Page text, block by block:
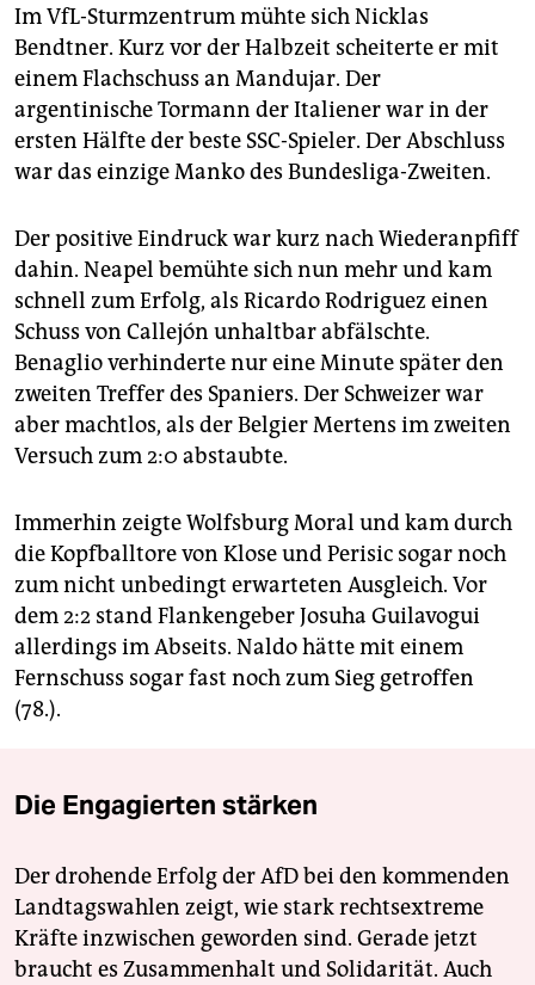
Im VfL-Sturmzentrum mühte sich Nicklas
Bendtner. Kurz vor der Halbzeit scheiterte er mit
einem Flachschuss an Mandujar. Der
argentinische Tormann der Italiener war in der
ersten Hälfte der beste SSC-Spieler. Der Abschluss
war das einzige Manko des Bundesliga-Zweiten.
Der positive Eindruck war kurz nach Wiederanpfiff
dahin. Neapel bemühte sich nun mehr und kam
schnell zum Erfolg, als Ricardo Rodriguez einen
Schuss von Callejón unhaltbar abfälschte.
Benaglio verhinderte nur eine Minute später den
zweiten Treffer des Spaniers. Der Schweizer war
aber machtlos, als der Belgier Mertens im zweiten
Versuch zum 2:0 abstaubte.
Immerhin zeigte Wolfsburg Moral und kam durch
die Kopfballtore von Klose und Perisic sogar noch
zum nicht unbedingt erwarteten Ausgleich. Vor
dem 2:2 stand Flankengeber Josuha Guilavogui
allerdings im Abseits. Naldo hätte mit einem
Fernschuss sogar fast noch zum Sieg getroffen
(78.).
Die Engagierten stärken
Der drohende Erfolg der AfD bei den kommenden
Landtagswahlen zeigt, wie stark rechtsextreme
Kräfte inzwischen geworden sind. Gerade jetzt
braucht es Zusammenhalt und Solidarität. Auch